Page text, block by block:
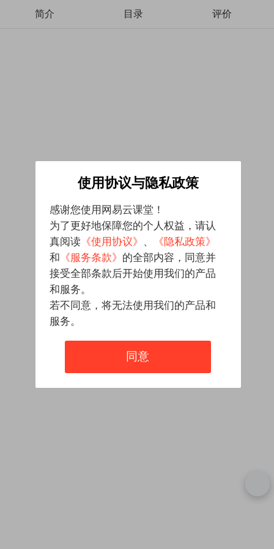
简介 目录 评价
使用协议与隐私政策
感谢您使用网易云课堂！
为了更好地保障您的个人权益，请认
真阅读 《使用协议》 、
《隐私政策》
和 《服务条款》 的全部内容，同意并
接受全部条款后开始使用我们的产品
和服务。
若不同意，将无法使用我们的产品和
服务。
同意